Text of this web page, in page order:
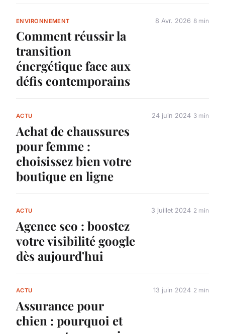
ENVIRONNEMENT
Comment réussir la
transition
énergétique face aux
défis contemporains
8 Avr. 2026 8 min
ACTU
Achat de chaussures
pour femme :
choisissez bien votre
boutique en ligne
24 juin 2024 3 min
ACTU
Agence seo : boostez
votre visibilité google
dès aujourd'hui
3 juillet 2024 2 min
ACTU
Assurance pour
chien : pourquoi et
13 juin 2024 2 min